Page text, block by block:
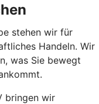
stehen wir für
Handeln. Wir
was Sie bewegt
bringen wir